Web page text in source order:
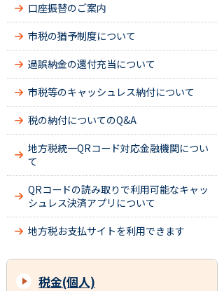
口座振替のご案内
市税の猶予制度について
過誤納金の還付充当について
市税等のキャッシュレス納付について
税の納付についてのQ&A
地方税統一QRコード対応金融機関につい
て
QRコードの読み取りで利用可能なキャッ
シュレス決済アプリについて
地方税お支払サイトを利用できます
税金(個人)